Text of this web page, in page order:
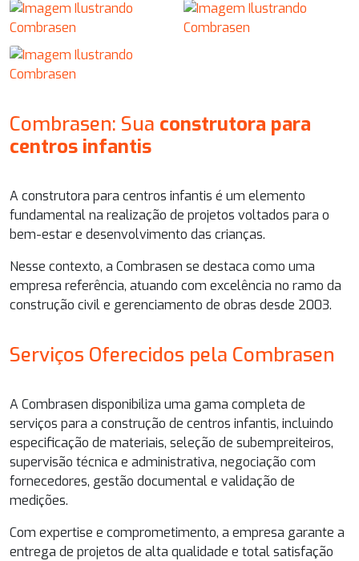
Combrasen: Sua construtora para
centros infantis
A construtora para centros infantis é um elemento
fundamental na realização de projetos voltados para o
bem-estar e desenvolvimento das crianças.
Nesse contexto, a Combrasen se destaca como uma
empresa referência, atuando com excelência no ramo da
construção civil e gerenciamento de obras desde 2003.
Serviços Oferecidos pela Combrasen
A Combrasen disponibiliza uma gama completa de
serviços para a construção de centros infantis, incluindo
especificação de materiais, seleção de subempreiteiros,
supervisão técnica e administrativa, negociação com
fornecedores, gestão documental e validação de
medições.
Com expertise e comprometimento, a empresa garante a
entrega de projetos de alta qualidade e total satisfação